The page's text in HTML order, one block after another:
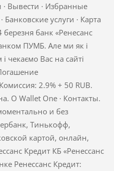
· Вывести · Избранные
Банковские услуги · Карта
банк «Ренесанс
ПУМБ. Але ми як і
чекаємо Вас на сайті
2.9% + 50 RUB.
О Wallet One · Контакты.
и без
Тинькофф,
картой, онлайн,
Кредит КБ «Ренессанс
Ренессанс Кредит: